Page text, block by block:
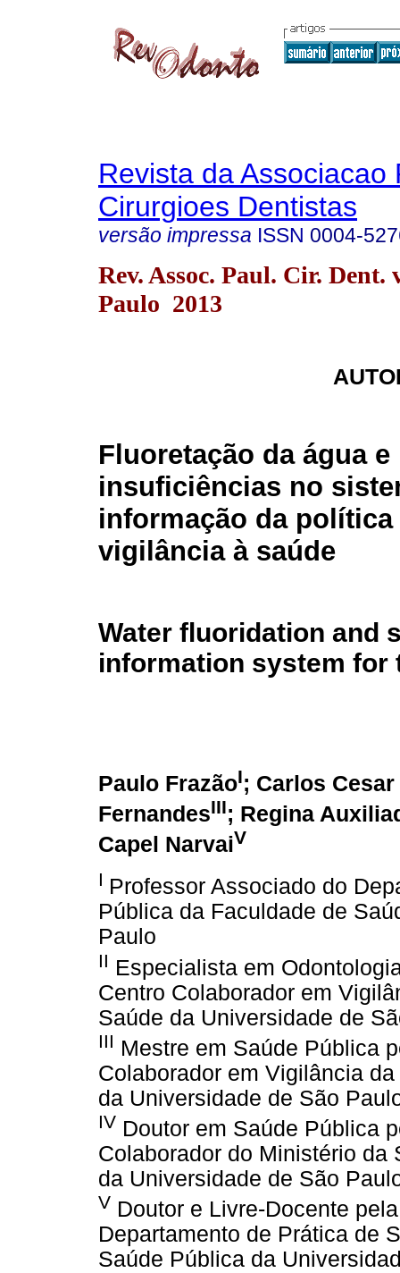
Revista da Associacao
Cirurgioes Dentistas
versão impressa ISSN 0004-
Rev. Assoc. Paul. Cir. Dent.
Paulo 2013
Fluoretação da água e
insuficiências no
informação da política
vigilância à saúde
Water fluoridation and
information system for
Paulo FrazãoI; Carlos
FernandesIII; Regina
Capel NarvaiV
I Professor Associado do
Pública da Faculdade de
Paulo
II Especialista em
Centro Colaborador em
Saúde da Universidade de
III Mestre em Saúde Pública
Colaborador em Vigilância
da Universidade de São
IV Doutor em Saúde Pública
Colaborador do Ministério
da Universidade de São
V Doutor e Livre-Docente
Departamento de Prática de
Saúde Pública da